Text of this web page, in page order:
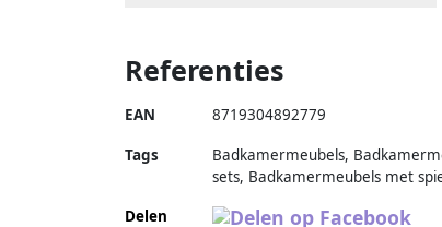
Referenties
EAN 8719304892779
Tags
Badkamermeubels,
sets, Badkamermeubels met
Delen